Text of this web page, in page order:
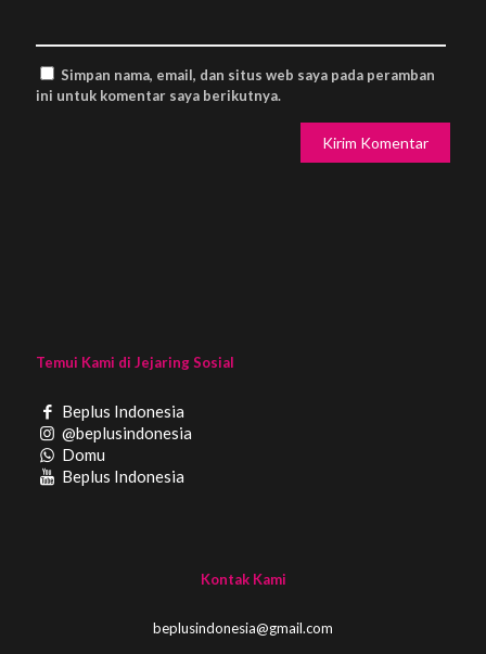
Simpan nama, email, dan situs web saya pada peramban
ini untuk komentar saya berikutnya.
Temui Kami di Jejaring Sosial
Beplus Indonesia
@beplusindonesia
Domu
Beplus Indonesia
Kontak Kami
beplusindonesia@gmail.com